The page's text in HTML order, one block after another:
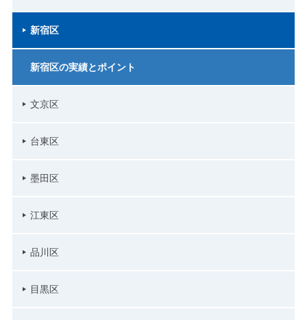
新宿区
新宿区の実績とポイント
文京区
台東区
墨田区
江東区
品川区
目黒区